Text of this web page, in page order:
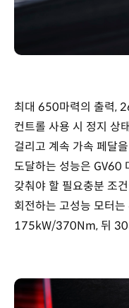
최대 650마력의 출력,
컨트롤 사용 시 정지
걸리고 계속 가속 페달
도달하는 성능은 GV60
갖춰야 할 필요충분 조
회전하는 고성능 모터
175kW/370Nm, 뒤